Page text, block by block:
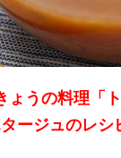
ょうの料理「
ージュのレシ